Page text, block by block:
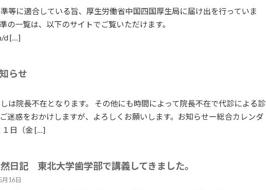
等に適合している旨、厚生労働省中国四国厚生局に届け出を行っていま
の一覧は、以下のサイトでご覧いただけます。
d […]
らせ
は院長不在となります。 その他にも時間によって院長不在で代診による診
迷惑をおかけしますが、よろしくお願いします。お知らせー総合カレンダ
１日（金 […]
日記 東北大学歯学部で講義してきました。
月16日